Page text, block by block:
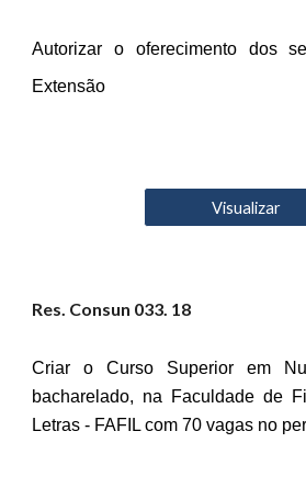
Autorizar o oferecimento dos
Extensão
Visualizar
Res. Consun 033. 18
Criar o Curso Superior em
bacharelado, na Faculdade de
Letras - FAFIL com 70 vagas no